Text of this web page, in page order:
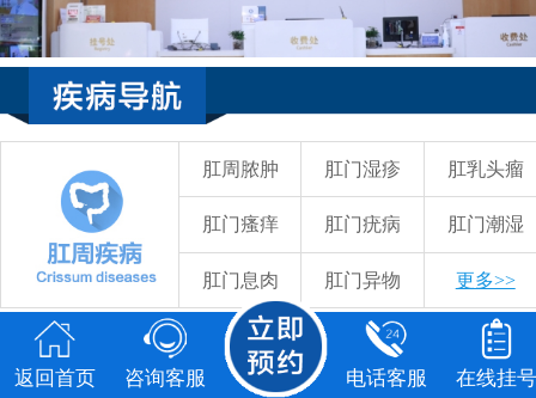
返回首页 咨询客服 电话客服 在线挂号